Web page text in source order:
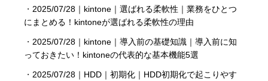
・ 2025/07/28｜kintone｜選ばれる柔軟性｜業務をひとつ
にまとめる！kintoneが選ばれる柔軟性の理由
・ 2025/07/28｜kintone｜導入前の基礎知識｜導入前に知
っておきたい！kintoneの代表的な基本機能5選
・ 2025/07/28｜HDD｜初期化｜HDD初期化で起こりやす